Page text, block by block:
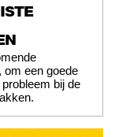
om een goede
bij de